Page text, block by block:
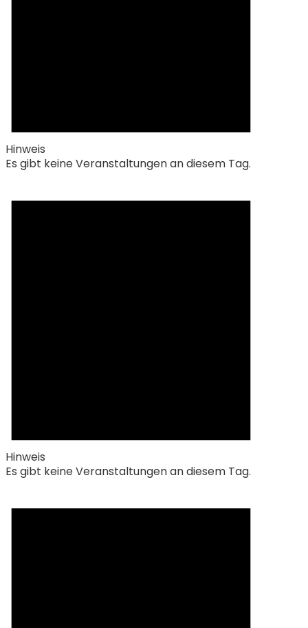
Hinweis
Es gibt keine Veranstaltungen an diesem Tag.
Hinweis
Es gibt keine Veranstaltungen an diesem Tag.